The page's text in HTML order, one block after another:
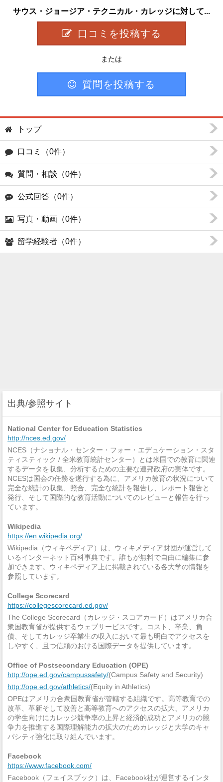
サウス・ジョージア・テクニカル・カレッジに対して...
口コミを投稿する
または
質問を投稿する
トップ
口コミ（0件）
質問・相談（0件）
公式回答（0件）
写真・動画（0件）
留学経験者（0件）
出典/参照サイト
National Center for Education Statistics
http://nces.ed.gov/
NCES（ナショナル・センター・フォー・エデュケーション・スタ
ティスティック / 全米教育統計センター）とは米国での教育に関連
するデータを収集、分析するための主要な連邦政府の実体です。
NCESは国会の任務を遂行する為に、アメリカ教育の状況について
完全な統計の収集、照合、完全な統計を報告し、レポート報告と
発行、そして国際的な教育活動についてのレビューと報告を行っ
ています。
Wikipedia
https://en.wikipedia.org/
Wikipedia（ウィキペディア）は、ウィキメディア財団が運営して
いるインターネット百科事典です。誰もが無料で自由に編集に参
加できます。ウィキペディア上に掲載されている各大学の情報を
参照しています。
College Scorecard
https://collegescorecard.ed.gov/
The College Scorecard（カレッジ・スコアカード）はアメリカ合
衆国教育省が提供するウェブサービスです。コスト、卒業、負
債、そしてカレッジ卒業生の収入において最も明白でアクセスを
しやすく、且つ信頼のおける国際データを提供しています。
Office of Postsecondary Education (OPE)
http://ope.ed.gov/campussafety/(Campus Safety and Security)
http://ope.ed.gov/athletics/(Equity in Athletics)
OPEはアメリカ合衆国教育省が管轄する組織です。高等教育での
改革、革新そして改善と高等教育へのアクセスの拡大、アメリカ
の学生向けにカレッジ競争率の上昇と経済的成功とアメリカの競
争力を推進する国際理解能力の拡大のためカレッジと大学のキャ
パシティ強化に取り組んでいます。
Facebook
https://www.facebook.com/
Facebook（フェイスブック）は、Facebook社が運営するインタ